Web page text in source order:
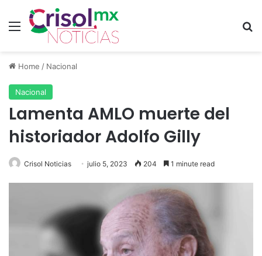
Menu
Home / Nacional
Nacional
Lamenta AMLO muerte del
historiador Adolfo Gilly
Crisol Noticias julio 5, 2023 204 1 minute read